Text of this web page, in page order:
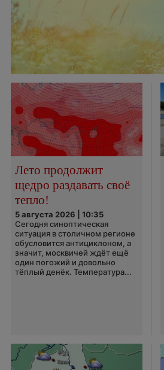
Лето продолжит
щедро раздавать своё
тепло!
5 августа 2026 | 10:35
Сегодня синоптическая
ситуация в столичном регионе
обусловится антициклоном, а
значит, москвичей ждёт ещё
один погожий и довольно
тёплый денёк. Температура...